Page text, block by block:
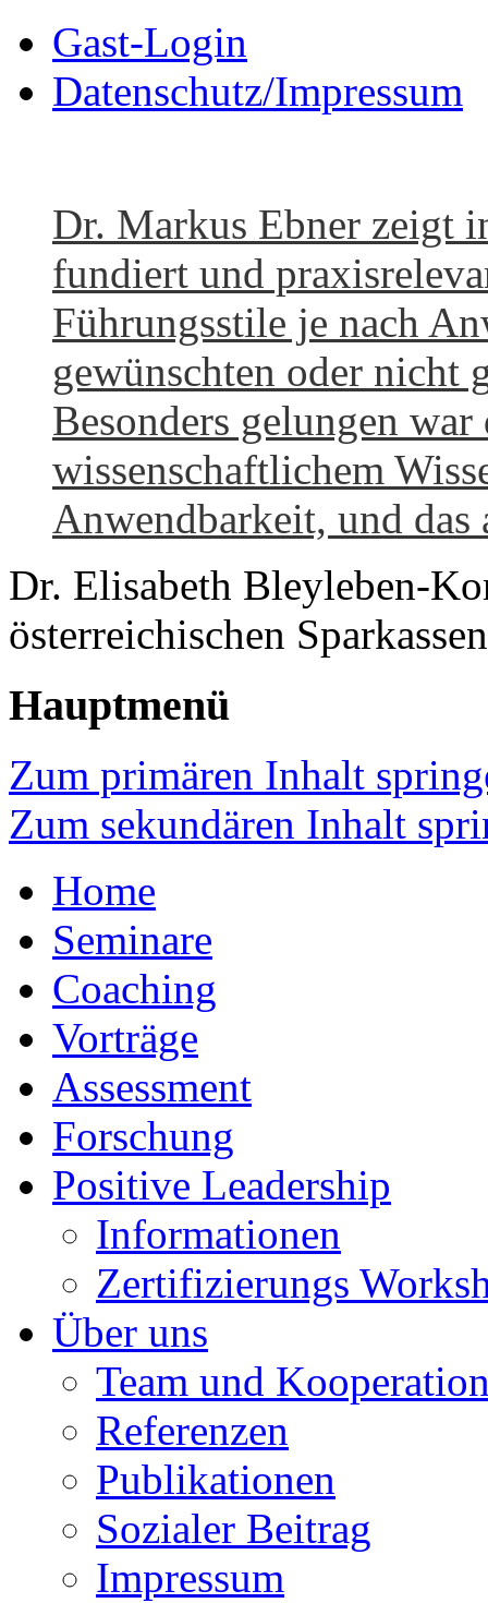
Gast-Login
Datenschutz/Impressum
Dr. Markus Ebner zeigt
fundiert und
Führungsstile je nach
gewünschten oder nicht
Besonders gelungen
wissenschaftlichem
Anwendbarkeit, und
Dr. Elisabeth Bleyleben-
österreichischen
Hauptmenü
Zum primären Inhalt
Zum sekundären Inhalt
Home
Seminare
Coaching
Vorträge
Assessment
Forschung
Positive Leadership
Informationen
Zertifizierungs
Über uns
Team und
Referenzen
Publikationen
Sozialer Beitrag
Impressum